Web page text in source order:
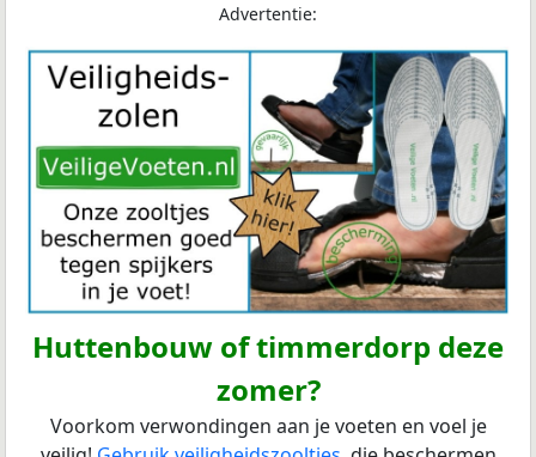
Advertentie:
Huttenbouw of timmerdorp deze
zomer?
Voorkom verwondingen aan je voeten en voel je